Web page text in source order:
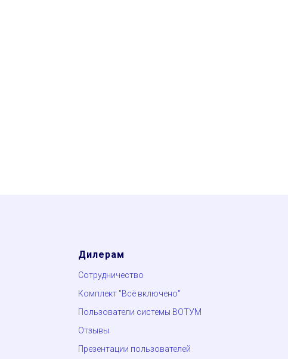
Дилерам
Сотрудничество
Комплект "Всё включено"
Пользователи системы ВОТУМ
Отзывы
Презентации пользователей